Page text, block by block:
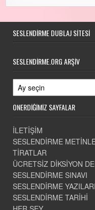
SESLENDIRME DUBLAJ SITESI
SESLENDIRME.ORG ARŞIV
Seslendirme.ORG Arşiv
ÖNERDİĞİMİZ SAYFALAR
İLETİŞİM
SESLENDİRME
TİRATLAR
ÜCRETSİZ DİKSİYON
SESLENDİRME SINAVI
SESLENDİRME YAZILARI
SESLENDİRME TARİHİ